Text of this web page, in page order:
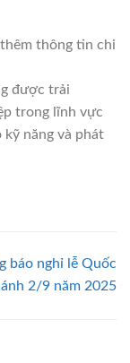
thông tin chi
được trải
trong lĩnh vực
năng và phát
báo nghỉ lễ Quốc
2/9 năm 2025